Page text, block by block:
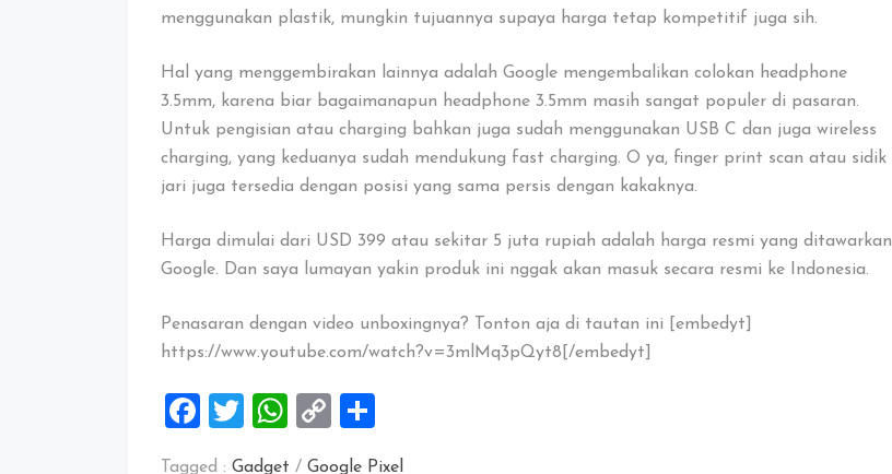
menggunakan plastik, mungkin tujuannya supaya harga tetap kompetitif juga sih.
Hal yang menggembirakan lainnya adalah Google mengembalikan colokan headphone
3.5mm, karena biar bagaimanapun headphone 3.5mm masih sangat populer di pasaran.
Untuk pengisian atau charging bahkan juga sudah menggunakan USB C dan juga wireless
charging, yang keduanya sudah mendukung fast charging. O ya, finger print scan atau sidik
jari juga tersedia dengan posisi yang sama persis dengan kakaknya.
Harga dimulai dari USD 399 atau sekitar 5 juta rupiah adalah harga resmi yang ditawarkan
Google. Dan saya lumayan yakin produk ini nggak akan masuk secara resmi ke Indonesia.
Penasaran dengan video unboxingnya? Tonton aja di tautan ini [embedyt]
https://www.youtube.com/watch?v=3mlMq3pQyt8[/embedyt]
Facebook
TwitterWhatsApp
Copy
Tagged : Gadget / Google Pixel